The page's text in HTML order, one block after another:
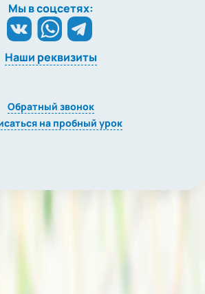
Мы в соцсетях:
Наши реквизиты
Обратный звонок
на пробный урок